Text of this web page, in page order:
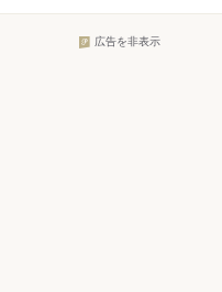
広告を非表示